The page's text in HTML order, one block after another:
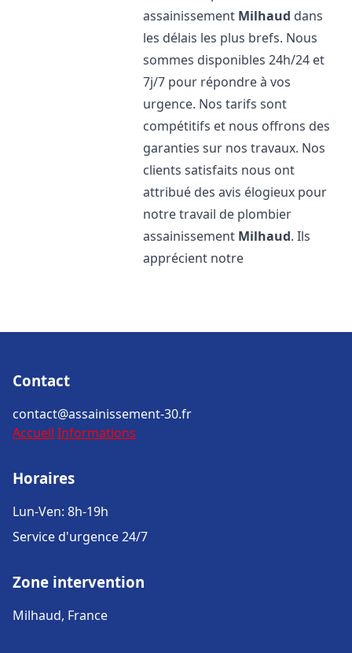
assainissement Milhaud dans
les délais les plus brefs. Nous
sommes disponibles 24h/24 et
7j/7 pour répondre à vos
urgence. Nos tarifs sont
compétitifs et nous offrons des
garanties sur nos travaux. Nos
clients satisfaits nous ont
attribué des avis élogieux pour
notre travail de plombier
assainissement Milhaud. Ils
apprécient notre
Contact
contact@assainissement-30.fr
Accueil Informations
Horaires
Lun-Ven: 8h-19h
Service d'urgence 24/7
Zone intervention
Milhaud, France